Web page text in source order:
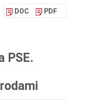
DOC PDF
PSE.